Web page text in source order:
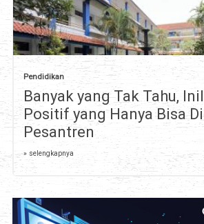
Pendidikan
Banyak yang Tak Tahu,
Positif yang Hanya Bisa
Pesantren
» selengkapnya